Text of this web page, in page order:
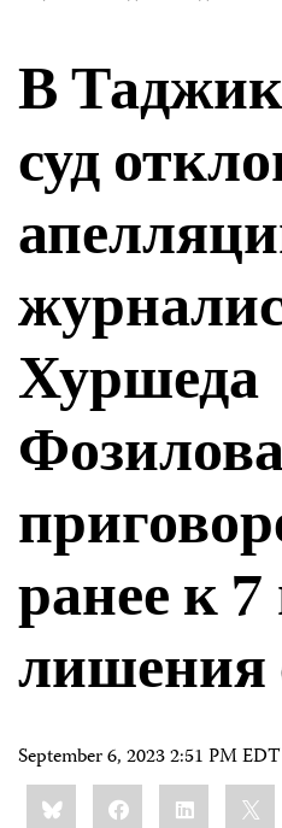
В
суд
Хуршеда
ранее к
лишения
September 6, 2023 2:51 PM EDT
Share
this:BlueskyFacebookLinkedIn